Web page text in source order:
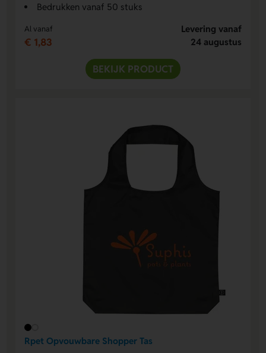
Bedrukken vanaf 50 stuks
Al vanaf
€ 1,83
Levering vanaf
24 augustus
BEKIJK PRODUCT
Rpet Opvouwbare Shopper Tas